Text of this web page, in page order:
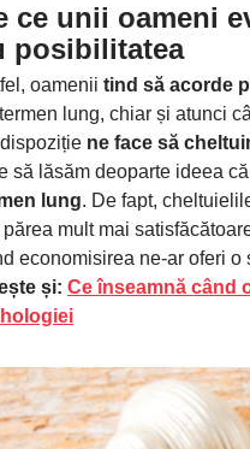
ce unii oameni
posibilitatea
oamenii tind să acorde
lung, chiar și atunci
ne face să
să lăsăm deoparte ideea că
lung. De fapt,
părea mult mai
economisirea ne-ar oferi o
și: Ce înseamnă când